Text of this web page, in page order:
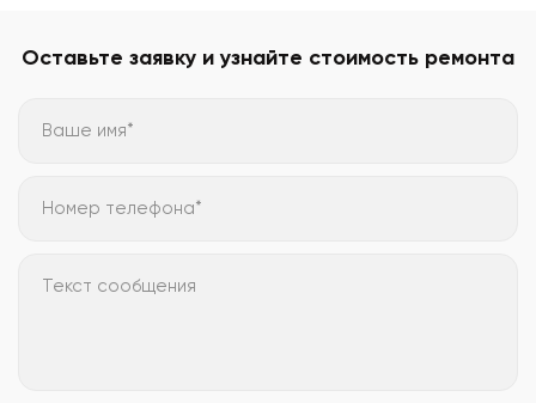
Оставьте заявку и узнайте стоимость ремонта
Ваше имя*
Номер телефона*
Текст сообщения